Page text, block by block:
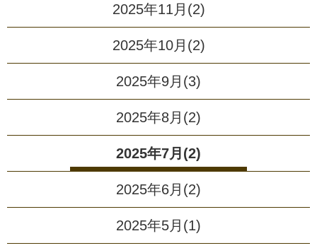
2025年11月(2)
2025年10月(2)
2025年9月(3)
2025年8月(2)
2025年7月(2)
2025年6月(2)
2025年5月(1)